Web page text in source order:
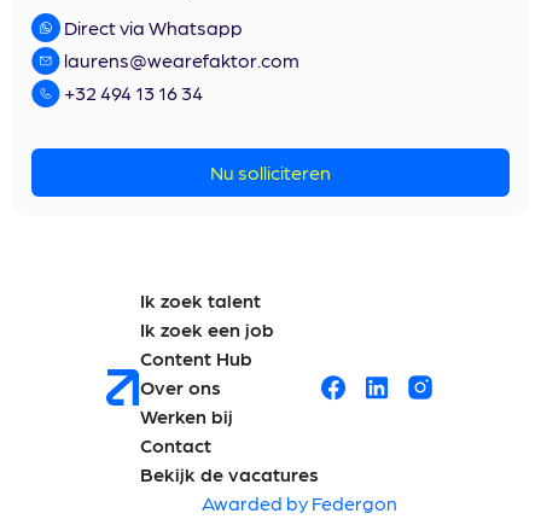
Direct via Whatsapp
laurens@wearefaktor.com
+32 494 13 16 34
Nu solliciteren
Ik zoek talent
Ik zoek een job
Content Hub
Over ons
Werken bij
Contact
Bekijk de vacatures
Awarded by Federgon